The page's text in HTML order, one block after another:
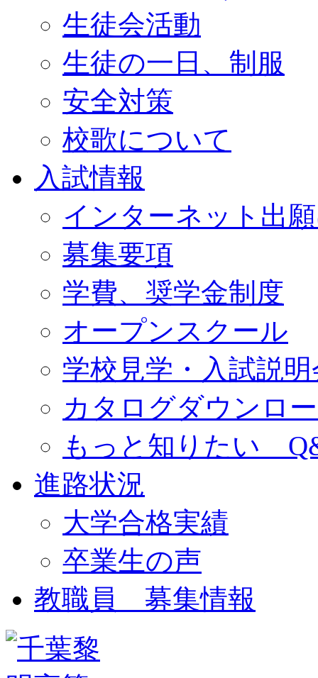
生徒会活動
生徒の一日、制服
安全対策
校歌について
入試情報
インターネット出
募集要項
学費、奨学金制度
オープンスクール
学校見学・入試説明
カタログダウンロ
もっと知りたい
進路状況
大学合格実績
卒業生の声
教職員 募集情報